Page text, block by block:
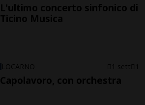
L'ultimo concerto sinfonico di
Ticino Musica
LOCARNO 1 sett 1
Capolavoro, con orchestra